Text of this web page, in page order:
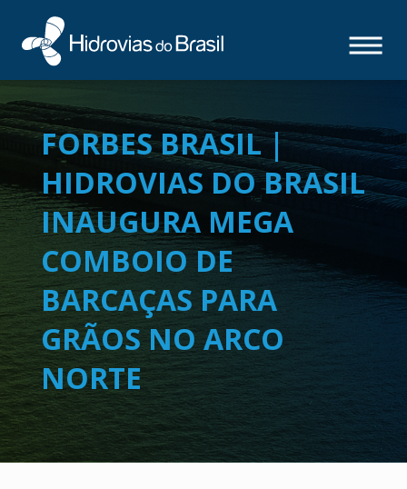
FORBES BRASIL |
HIDROVIAS DO BRASIL
INAUGURA MEGA
COMBOIO DE
BARCAÇAS PARA
GRÃOS NO ARCO
NORTE